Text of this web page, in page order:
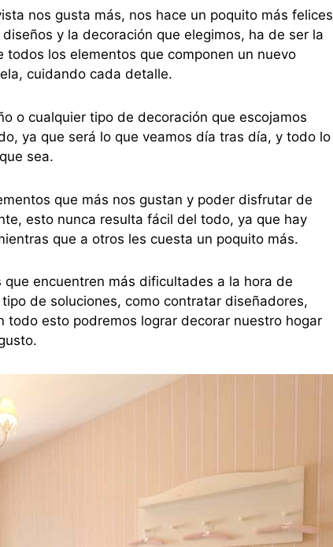
nos gusta más, nos hace un poquito más felices
y la decoración que elegimos, ha de ser la
los elementos que componen un nuevo
cuidando cada detalle.
o cualquier tipo de decoración que escojamos
ya que será lo que veamos día tras día, y todo lo
sea.
que más nos gustan y poder disfrutar de
esto nunca resulta fácil del todo, ya que hay
que a otros les cuesta un poquito más.
encuentren más dificultades a la hora de
de soluciones, como contratar diseñadores,
esto podremos lograr decorar nuestro hogar